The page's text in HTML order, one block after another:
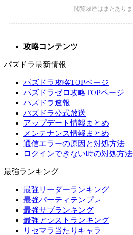
攻略コンテンツ
パズドラ最新情報
パズドラ攻略TOPページ
パズドラゼロ攻略TOPページ
パズドラ速報
パズドラ公式放送
アップデート情報まとめ
メンテナンス情報まとめ
通信エラーの原因と対処方法
ログインできない時の対処方法
最強ランキング
最強リーダーランキング
最強パーティテンプレ
最強サブランキング
最強アシストランキング
リセマラ当たりキャラ